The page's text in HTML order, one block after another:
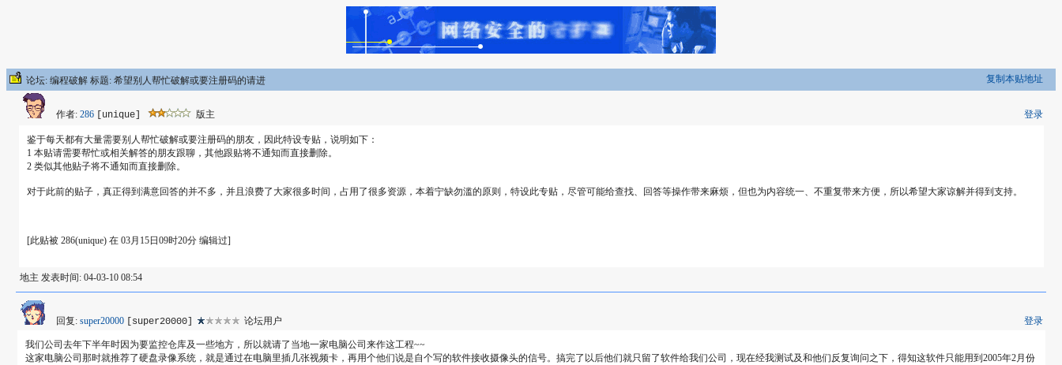
论坛: 编程破解 标题: 希望别人帮忙破解或要注册码的请进 复制本贴地址
作者: 286 [unique] 版主 登录
鉴于每天都有大量需要别人帮忙破解或要注册码的朋友，因此特设专贴，说明如下：
1 本贴请需要帮忙或相关解答的朋友跟聊，其他跟贴将不通知而直接删除。
2 类似其他贴子将不通知而直接删除。
对于此前的贴子，真正得到满意回答的并不多，并且浪费了大家很多时间，占用了很多资源，本着宁缺勿滥的原则，特设此专贴，尽管可能给查找、回答等操作带来麻烦，但也为内容统一、不重复带来方便，所以希望大家谅解并得到支持。
[此贴被 286(unique) 在 03月15日09时20分 编辑过]
地主 发表时间: 04-03-10 08:54
回复: super20000 [super20000] 论坛用户 登录
我们公司去年下半年时因为要监控仓库及一些地方，所以就请了当地一家电脑公司来作这工程~~
这家电脑公司那时就推荐了硬盘录像系统，就是通过在电脑里插几张视频卡，再用个他们说是自个写的软件接收摄像头的信号。搞完了以后他们就只留了软件给我们公司，现在经我测试及和他们反复询问之下，得知这软件只能用到2005年2月份